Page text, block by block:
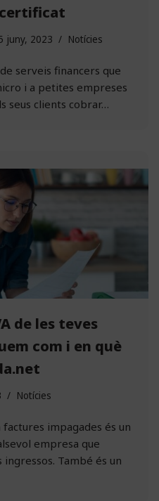
juny, 2023 Notícies
serveis financers que
i a petites empreses
seus clients cobrar…
de les teves
com i en què
Notícies
factures impagades és un
empresa que
També és un